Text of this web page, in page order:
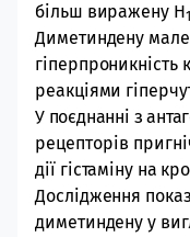
більш виражену Н1
Диметиндену
гіперпроникність
реакціями
У поєднанні з
рецепторів
дії гістаміну на
Дослідження
диметиндену у